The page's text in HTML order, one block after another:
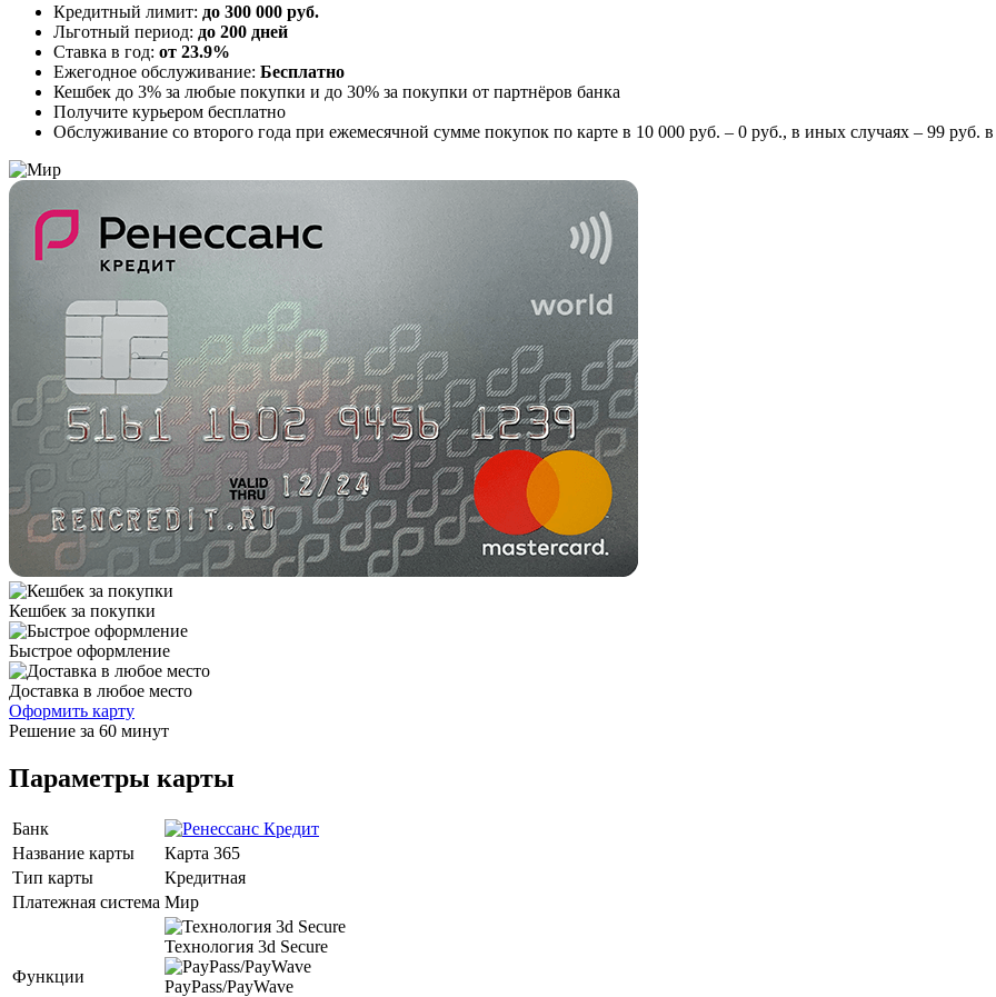
Кредитный лимит: до 300 000 руб.
Льготный период: до 200 дней
Ставка в год: от 23.9%
Ежегодное обслуживание: Бесплатно
Кешбек до 3% за любые покупки и до 30% за покупки от партнёров банка
Получите курьером бесплатно
Обслуживание со второго года при ежемесячной сумме покупок по карте в 10 000 руб. – 0 руб., в иных случаях – 99 руб.
Кешбек за покупки
Быстрое оформление
Доставка в любое место
Оформить карту
Решение за 60 минут
Параметры карты
Банк
Название карты
Карта 365
Тип карты
Кредитная
Платежная система Мир
Функции
Технология 3d Secure
PayPass/PayWave